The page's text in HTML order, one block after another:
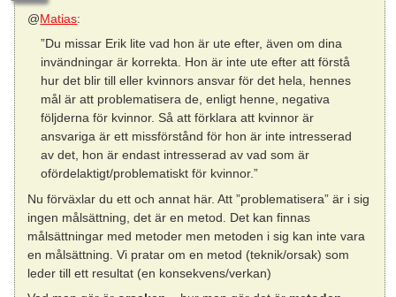
@Matias:
”Du missar Erik lite vad hon är ute efter, även om dina
invändningar är korrekta. Hon är inte ute efter att förstå
hur det blir till eller kvinnors ansvar för det hela, hennes
mål är att problematisera de, enligt henne, negativa
följderna för kvinnor. Så att förklara att kvinnor är
ansvariga är ett missförstånd för hon är inte intresserad
av det, hon är endast intresserad av vad som är
ofördelaktigt/problematiskt för kvinnor.”
Nu förväxlar du ett och annat här. Att ”problematisera” är i sig
ingen målsättning, det är en metod. Det kan finnas
målsättningar med metoder men metoden i sig kan inte vara
en målsättning. Vi pratar om en metod (teknik/orsak) som
leder till ett resultat (en konsekvens/verkan)